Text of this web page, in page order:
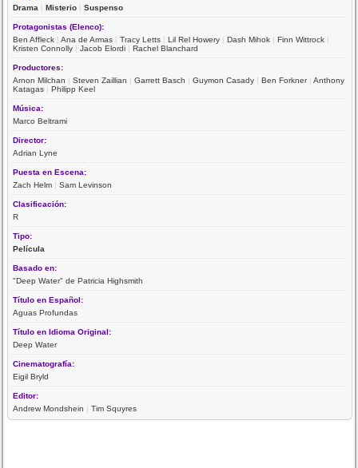
Drama |Misterio |Suspenso
Protagonistas (Elenco):
Ben Affleck |Ana de Armas |Tracy Letts |Lil Rel Howery |Dash Mihok |Finn Wittrock |
Kristen Connolly |Jacob Elordi |Rachel Blanchard
Productores:
Arnon Milchan |Steven Zaillian |Garrett Basch |Guymon Casady |Ben Forkner|Anthony
Katagas |Philipp Keel
Música:
Marco Beltrami
Director:
Adrian Lyne
Puesta en Escena:
Zach Helm |Sam Levinson
Clasificación:
R
Tipo:
Película
Basado en:
"Deep Water" de Patricia Highsmith
Título en Español:
Aguas Profundas
Título en Idioma Original:
Deep Water
Cinematografía:
Eigil Bryld
Editor:
Andrew Mondshein |Tim Squyres